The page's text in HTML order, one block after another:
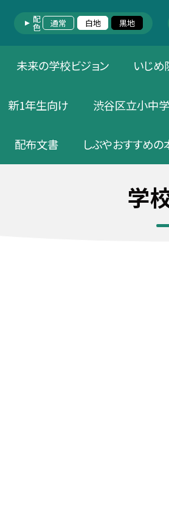
配色 通常 白地 黒地
未来の学校ビジョン いじ
新1年生向け 渋谷区立小中
配布文書 しぶやおすすめの
学